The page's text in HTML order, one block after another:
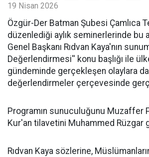
19 Nisan 2026
​Özgür-Der Batman Şubesi Çamlıca
düzenlediği aylık seminerlerinde bu
Genel Başkanı Rıdvan Kaya'nın
Değerlendirmesi'' konu başlığı ile
gündeminde gerçekleşen olaylara
değerlendirmeler çerçevesinde
Programın sunuculuğunu Muzaffer
Kur'an tilavetini Muhammed Rüzgar
Rıdvan Kaya sözlerine,